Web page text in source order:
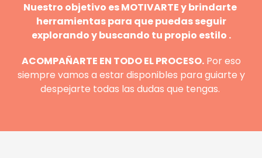
Nuestro objetivo es MOTIVARTE y brindarte
herramientas para que puedas seguir
explorando y buscando tu propio estilo .
ACOMPAÑARTE EN TODO EL PROCESO.Por eso
siempre vamos a estar disponibles para guiarte y
despejarte todas las dudas que tengas.